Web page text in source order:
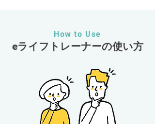
How to Use
eライフトレーナーの使い方